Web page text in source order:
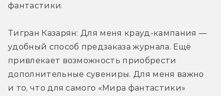
фантастики.
Тигран Казарян: Для меня крауд-кампания —
удобный способ предзаказа журнала. Ещё
привлекает возможность приобрести
дополнительные сувениры. Для меня важно
и то, что для самого «Мира фантастики»